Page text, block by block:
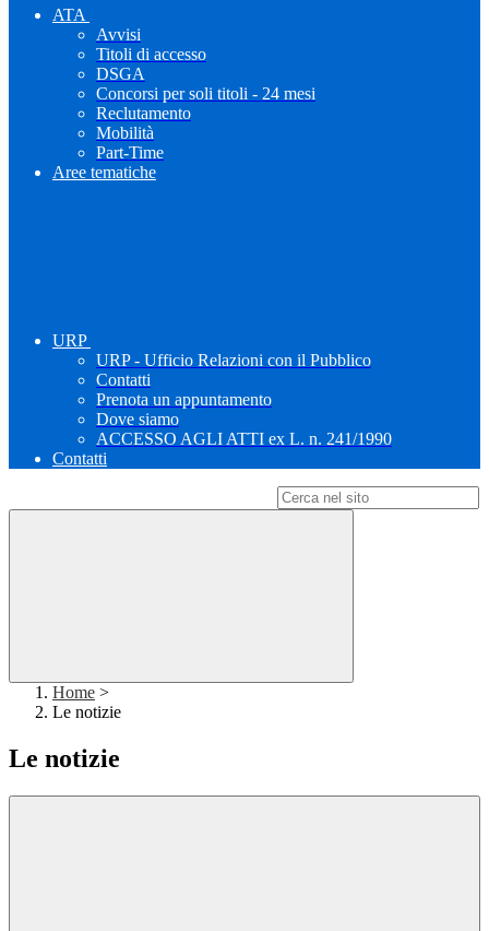
ATA
Avvisi
Titoli di accesso
DSGA
Concorsi per soli titoli - 24 mesi
Reclutamento
Mobilità
Part-Time
Aree tematiche
URP
URP - Ufficio Relazioni con il Pubblico
Contatti
Prenota un appuntamento
Dove siamo
ACCESSO AGLI ATTI ex L. n. 241/1990
Contatti
Home >
Le notizie
Le notizie